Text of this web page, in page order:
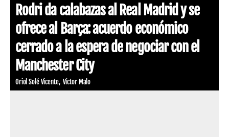
Rodri da calabazas al Real Madrid y se
ofrece al Barça: acuerdo económico
cerrado a la espera de negociar con el
Manchester City
Oriol Solé Vicente Víctor Malo